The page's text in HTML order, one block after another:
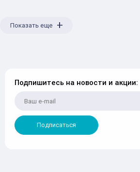
Показать еще +
Подпишитесь на новости и акции:
Подписаться